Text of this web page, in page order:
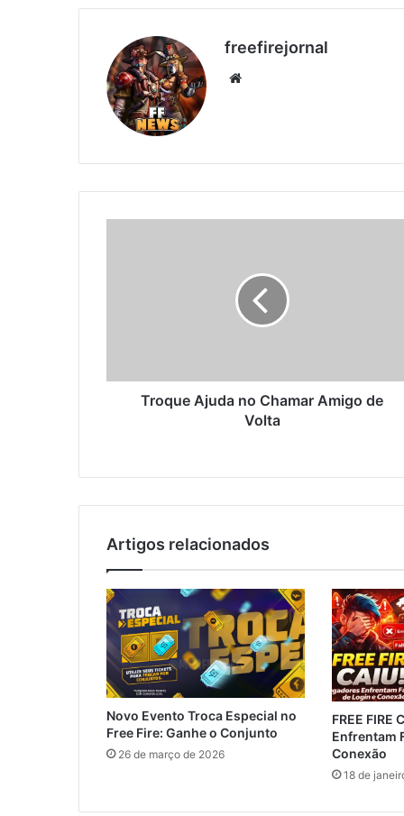
freefirejornal
Troque Ajuda no Chamar Amigo de
Volta
Artigos relacionados
Novo Evento Troca Especial no
Free Fire: Ganhe o Conjunto
26 de março de 2026
FREE FIRE
Enfrentam
Conexão
18 de